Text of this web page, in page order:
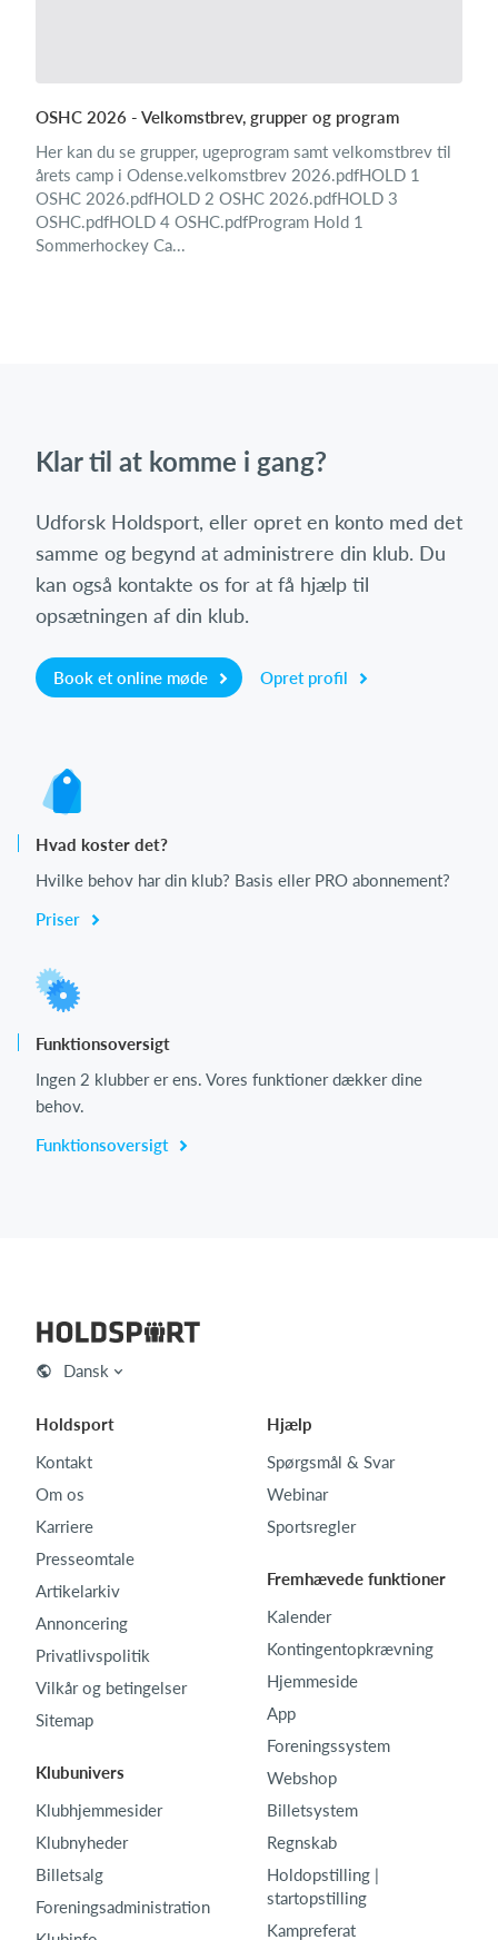
OSHC 2026 - Velkomstbrev, grupper og program
Her kan du se grupper, ugeprogram samt velkomstbrev til
årets camp i Odense.velkomstbrev 2026.pdfHOLD 1
OSHC 2026.pdfHOLD 2 OSHC 2026.pdfHOLD 3
OSHC.pdfHOLD 4 OSHC.pdfProgram Hold 1
Sommerhockey Ca...
Klar til at komme i gang?
Udforsk Holdsport, eller opret en konto med det
samme og begynd at administrere din klub. Du
kan også kontakte os for at få hjælp til
opsætningen af din klub.
Book et online møde Opret profil
Hvad koster det?
Hvilke behov har din klub? Basis eller PRO abonnement?
Priser
Funktionsoversigt
Ingen 2 klubber er ens. Vores funktioner dækker dine
behov.
Funktionsoversigt
Dansk
Holdsport
Kontakt
Om os
Karriere
Presseomtale
Artikelarkiv
Annoncering
Privatlivspolitik
Vilkår og betingelser
Sitemap
Klubunivers
Klubhjemmesider
Klubnyheder
Billetsalg
Foreningsadministration
Hjælp
Spørgsmål & Svar
Webinar
Sportsregler
Fremhævede funktioner
Kalender
Kontingentopkrævning
Hjemmeside
App
Foreningssystem
Webshop
Billetsystem
Regnskab
Holdopstilling |
startopstilling
Kampreferat